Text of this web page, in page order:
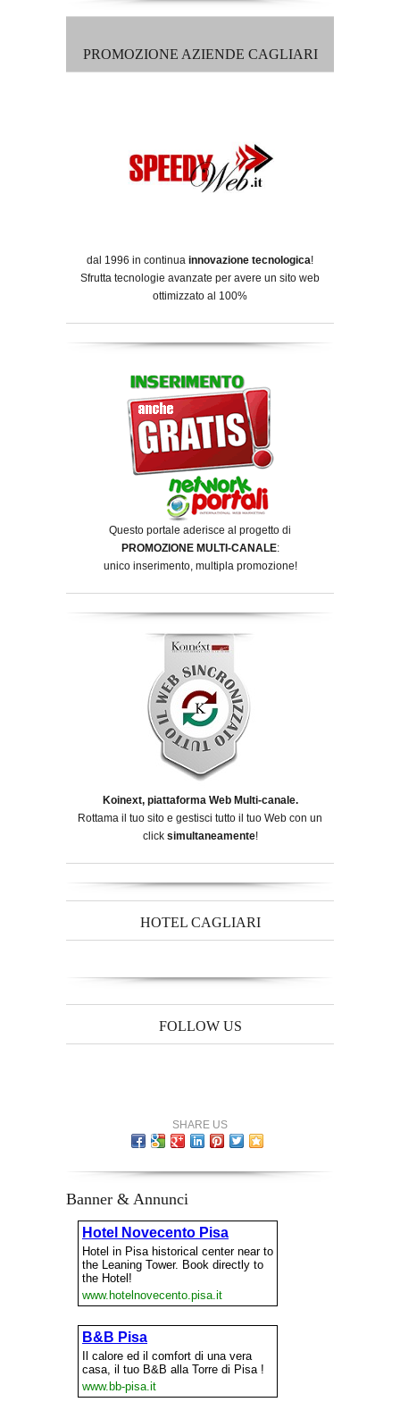
PROMOZIONE AZIENDE CAGLIARI
dal 1996 in continua innovazione tecnologica!
Sfrutta tecnologie avanzate per avere un sito web
ottimizzato al 100%
Questo portale aderisce al progetto di
PROMOZIONE MULTI-CANALE:
unico inserimento, multipla promozione!
Koinext, piattaforma Web Multi-canale.
Rottama il tuo sito e gestisci tutto il tuo Web con un
click simultaneamente!
HOTEL CAGLIARI
FOLLOW US
SHARE US
Banner & Annunci